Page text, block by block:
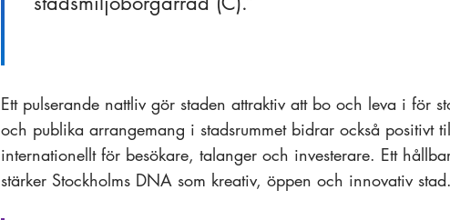
Ett pulserande nattliv gör staden attraktiv att bo och leva i för
och publika arrangemang i stadsrummet bidrar också positivt
internationellt för besökare, talanger och investerare. Ett
stärker Stockholms DNA som kreativ, öppen och innovativ stad.